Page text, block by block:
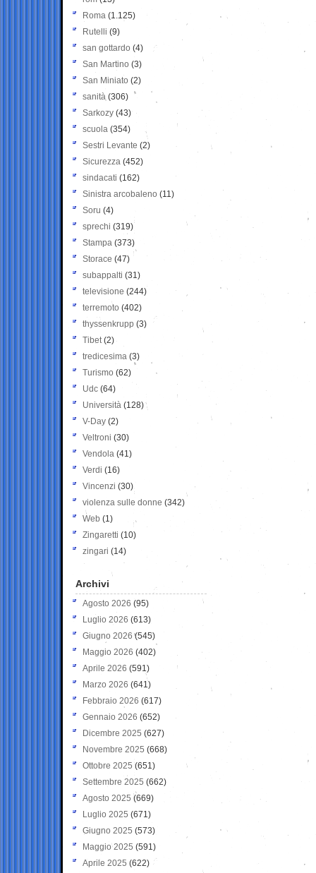
Roma (1.125)
Rutelli (9)
san gottardo (4)
San Martino (3)
San Miniato (2)
sanità (306)
Sarkozy (43)
scuola (354)
Sestri Levante (2)
Sicurezza (452)
sindacati (162)
Sinistra arcobaleno (11)
Soru (4)
sprechi (319)
Stampa (373)
Storace (47)
subappalti (31)
televisione(244)
terremoto (402)
thyssenkrupp (3)
Tibet(2)
tredicesima (3)
Turismo (62)
Udc (64)
Università (128)
V-Day (2)
Veltroni (30)
Vendola (41)
Verdi (16)
Vincenzi (30)
violenza sulle donne (342)
Web (1)
Zingaretti (10)
zingari (14)
Archivi
Agosto 2026 (95)
Luglio 2026 (613)
Giugno 2026 (545)
Maggio 2026 (402)
Aprile 2026 (591)
Marzo 2026 (641)
Febbraio 2026 (617)
Gennaio 2026 (652)
Dicembre 2025 (627)
Novembre 2025 (668)
Ottobre 2025 (651)
Settembre 2025 (662)
Agosto 2025 (669)
Luglio 2025 (671)
Giugno 2025 (573)
Maggio 2025 (591)
Aprile 2025 (622)